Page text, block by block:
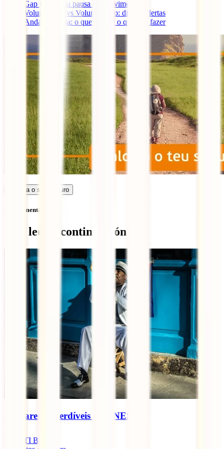
Gap year: uma pausa em movimento
Voluntariado vs Volunturismo: dicas e alertas
Andar à boleia: o que fazer e o que não fazer
Calcula o seu seguro
Sem comentários
Qué leer a continuación
5 lugares imperdíveis da UNESCO
IATI Blog